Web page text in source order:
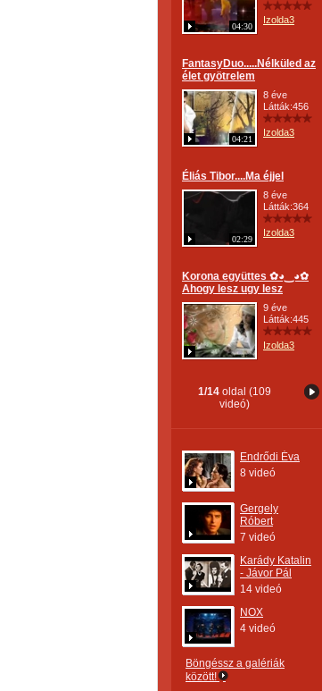
04:30
Izolda3
FantasyDuo.....Nélküled az
élet gyötrelem
04:21
8 éve
Látták:456
Izolda3
Éliás Tibor....Ma éjjel
02:29
8 éve
Látták:364
Izolda3
Korona együttes ✿◕‿◕✿
Ahogy lesz ugy lesz
9 éve
Látták:445
Izolda3
1/14 oldal (109
videó)
Endrődi Éva
8 videó
Gergely
Róbert
7 videó
Karády Katalin
- Jávor Pál
14 videó
NOX
4 videó
Böngéssz a galériák
között!